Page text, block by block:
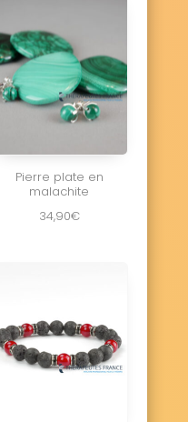
Pierre plate en
malachite
34,90€